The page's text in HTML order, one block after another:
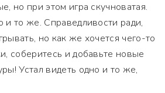
но при этом игра скучноватая.
и то же. Справедливости ради,
но как же хочется чего-то
соберитесь и добавьте новые
Устал видеть одно и то же,